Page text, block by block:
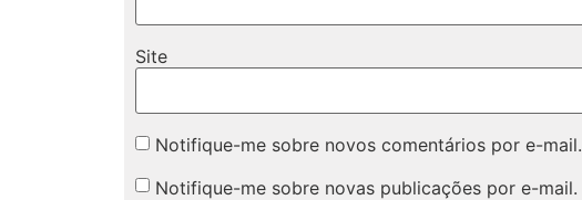
Site
Notifique-me sobre novos comentários por e-mail.
Notifique-me sobre novas publicações por e-mail.